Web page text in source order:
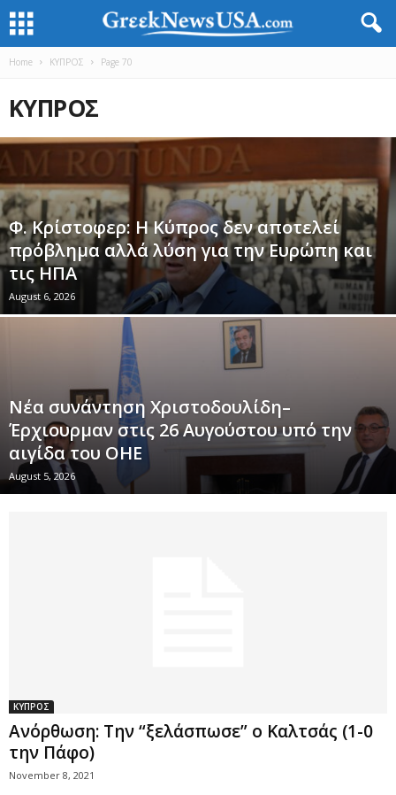
Home ΚΥΠΡΟΣ Page 70
ΚΥΠΡΟΣ
Φ. Κρίστοφερ: Η Κύπρος δεν αποτελεί
πρόβλημα αλλά λύση για την Ευρώπη και
τις ΗΠΑ
August 6, 2026
Νέα συνάντηση Χριστοδουλίδη–
Έρχιουρμαν στις 26 Αυγούστου υπό την
αιγίδα του ΟΗΕ
August 5, 2026
ΚΥΠΡΟΣ
Ανόρθωση: Την “ξελάσπωσε” ο Καλτσάς (1-0
την Πάφο)
November 8, 2021